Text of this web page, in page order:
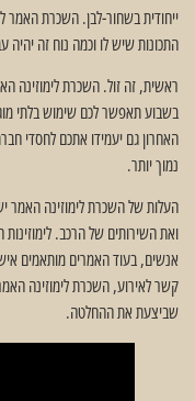
ייחודית בשחור-לבן. השכרת האמר
התכונות שיש לו וכמה נוח זה יהיה
ראשית, זה זול. השכרת לימוזינה
בשבוע תאפשר לכם שימוש בלתי
האחרון גם יעמידו אתכם לחסדי
נמוך יותר.
העלות של השכרת לימוזינה האמר
ואת השירותים של הרכב.
אנשים, בעוד האמרים מותאמים
קשר לאירוע, השכרת לימוזינה
שביצעת את ההחלטה.